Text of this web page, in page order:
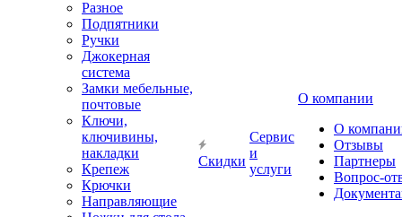
Разное
Подпятники
Ручки
Джокерная
система
Замки мебельные,
почтовые
Ключи,
ключивины,
накладки
Крепеж
Крючки
Направляющие
Скидки
Сервис
и
услуги
О компании
О
Отзывы
Партнеры
Вопрос-